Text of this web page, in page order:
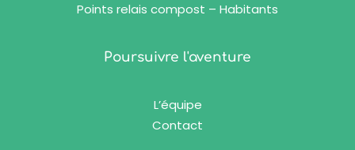
Points relais compost – Habitants
Poursuivre l'aventure
L’équipe
Contact